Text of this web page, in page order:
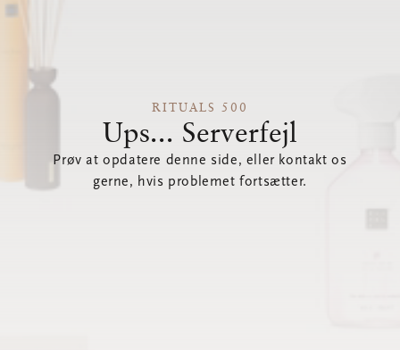
RITUALS 500
Ups... Serverfejl
Prøv at opdatere denne side, eller kontakt os
gerne, hvis problemet fortsætter.